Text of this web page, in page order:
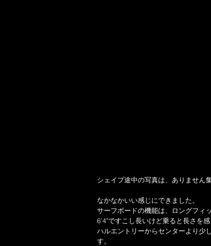
シェイプ途中の写真は、ありません
なかなかいい感じにできました。
サーフボードの機能は、ロングフィ
6'4"ですこし長いけど乗ると長さを感
ハルエントリーからセンターより少
す。